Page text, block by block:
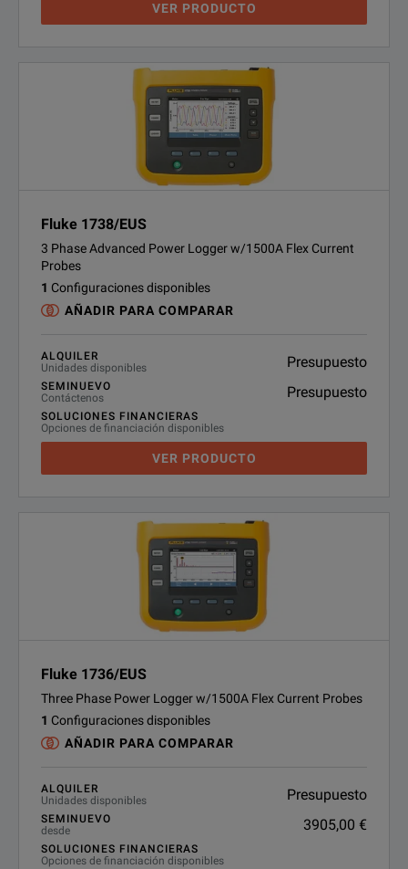
VER PRODUCTO
Fluke 1738/EUS
3 Phase Advanced Power Logger w/1500A Flex Current
Probes
1 Configuraciones disponibles
AÑADIR PARA COMPARAR
ALQUILER
Unidades disponibles
Presupuesto
SEMINUEVO
Contáctenos
Presupuesto
SOLUCIONES FINANCIERAS
Opciones de financiación disponibles
VER PRODUCTO
Fluke 1736/EUS
Three Phase Power Logger w/1500A Flex Current Probes
1 Configuraciones disponibles
AÑADIR PARA COMPARAR
ALQUILER
Unidades disponibles
Presupuesto
SEMINUEVO
desde
3905,00 €
SOLUCIONES FINANCIERAS
Opciones de financiación disponibles